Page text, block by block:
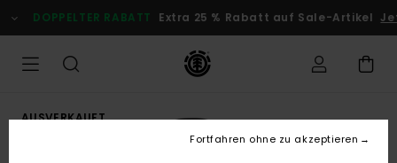
zur
Produktinformation
DOPPELTER RABATT Extra 25 % Rabatt auf Sale-Artikel
AUSVERKAUFT
Fortfahren ohne zu akzeptieren